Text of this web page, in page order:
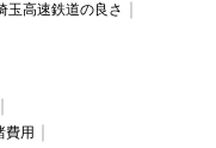
玉高速鉄道の良さ
費用